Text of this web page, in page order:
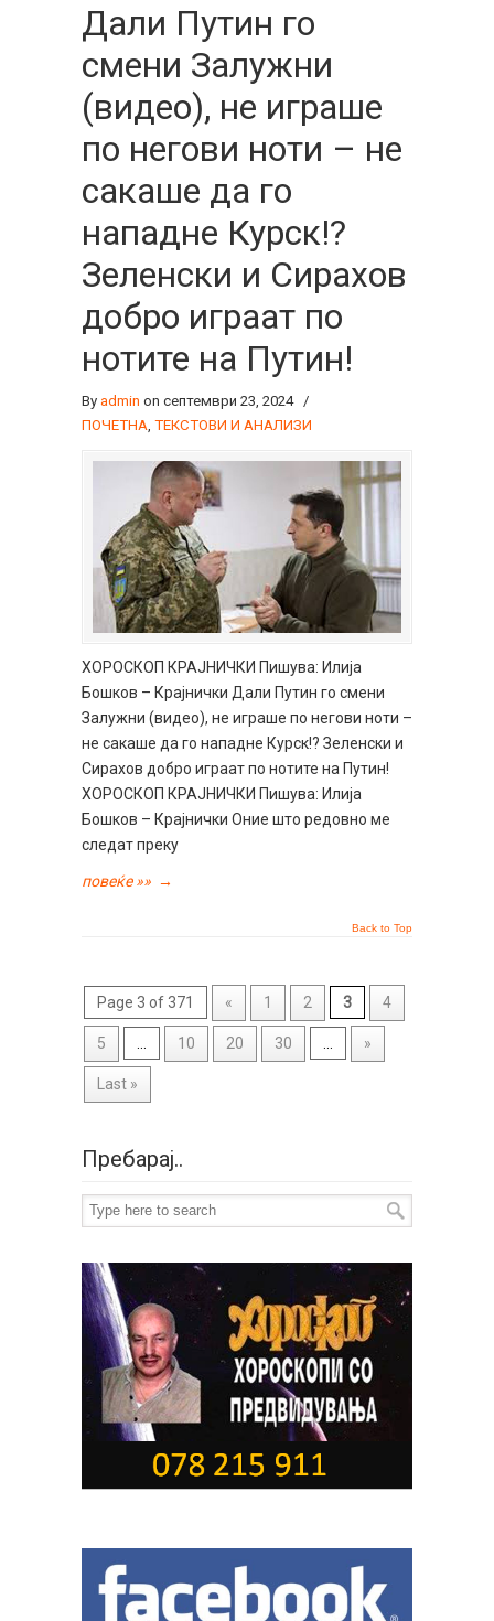
Дали Путин го
смени Залужни
(видео), не играше
по негови ноти – не
сакаше да го
нападне Курск!?
Зеленски и Сирахов
добро играат по
нотите на Путин!
By admin on септември 23, 2024 /
ПОЧЕТНА ТЕКСТОВИ И АНАЛИЗИ
ХОРОСКОП КРАЈНИЧКИ Пишува: Илија
Бошков – Крајнички Дали Путин го смени
Залужни (видео), не играше по негови ноти –
не сакаше да го нападне Курск!? Зеленски и
Сирахов добро играат по нотите на Путин!
ХОРОСКОП КРАЈНИЧКИ Пишува: Илија
Бошков – Крајнички Оние што редовно ме
следат преку
повеќе »» →
Back to Top
Page 3 of 371 « 1 2 3 4
5 ... 10 20 30 ... »
Last »
Пребарај..